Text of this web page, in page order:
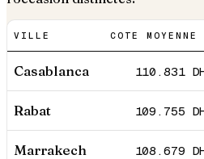
VILLE COTE MOYENNE
Casablanca 110.831
Rabat 109.755
Marrakech 108.679